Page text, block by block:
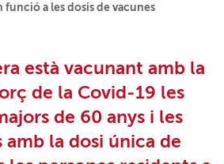
funció a les dosis de vacunes
està vacunant amb la
de la Covid-19 les
de 60 anys i les
amb la dosi única de